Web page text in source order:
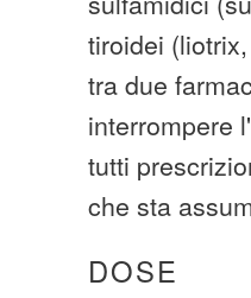
tiroidei
tra due
interrompere
tutti
che sta
DOSE